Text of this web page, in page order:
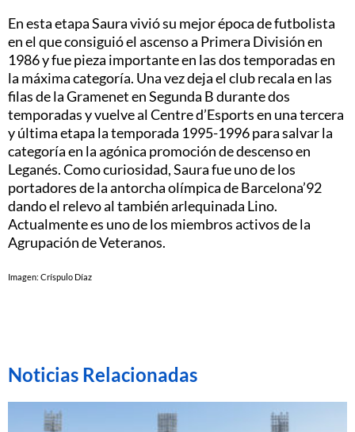
En esta etapa Saura vivió su mejor época de futbolista
en el que consiguió el ascenso a Primera División en
1986 y fue pieza importante en las dos temporadas en
la máxima categoría. Una vez deja el club recala en las
filas de la Gramenet en Segunda B durante dos
temporadas y vuelve al Centre d’Esports en una tercera
y última etapa la temporada 1995-1996 para salvar la
categoría en la agónica promoción de descenso en
Leganés. Como curiosidad, Saura fue uno de los
portadores de la antorcha olímpica de Barcelona’92
dando el relevo al también arlequinada Lino.
Actualmente es uno de los miembros activos de la
Agrupación de Veteranos.
Imagen: Críspulo Díaz
Noticias Relacionadas